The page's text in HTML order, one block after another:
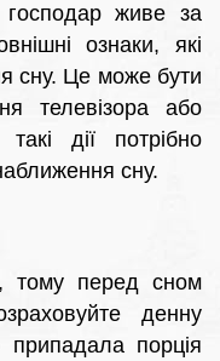
господар живе за
ознаки, які
сну. Це може бути
телевізора або
дії потрібно
сну.
тому перед сном
денну
порція